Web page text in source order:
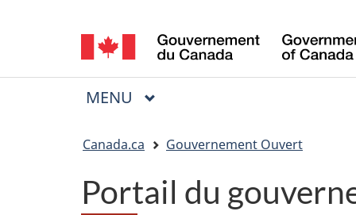
de
la
langue
Menu
MENU PRINCIPAL
Canada.ca Gouvernement Ouvert
Portail du